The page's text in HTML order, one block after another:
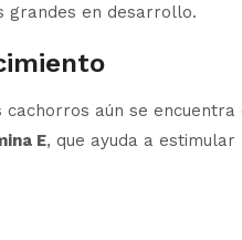
grandes en desarrollo.
aún se
E, que ayuda a